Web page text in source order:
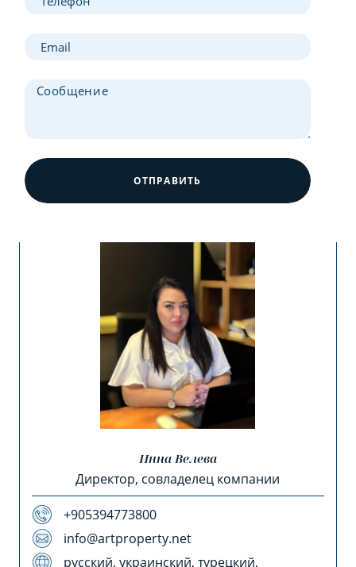
ОТПРАВИТЬ
Инна Велева
Директор, совладелец компании
+905394773800
info@artproperty.net
русский, украинский, турецкий,